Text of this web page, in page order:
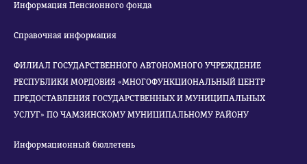
Информация Пенсионного фонда
Справочная информация
ФИЛИАЛ ГОСУДАРСТВЕННОГО АВТОНОМНОГО УЧРЕЖДЕНИЕ
РЕСПУБЛИКИ МОРДОВИЯ «МНОГОФУНКЦИОНАЛЬНЫЙ ЦЕНТР
ПРЕДОСТАВЛЕНИЯ ГОСУДАРСТВЕННЫХ И МУНИЦИПАЛЬНЫХ
УСЛУГ» ПО ЧАМЗИНСКОМУ МУНИЦИПАЛЬНОМУ РАЙОНУ
Информационный бюллетень